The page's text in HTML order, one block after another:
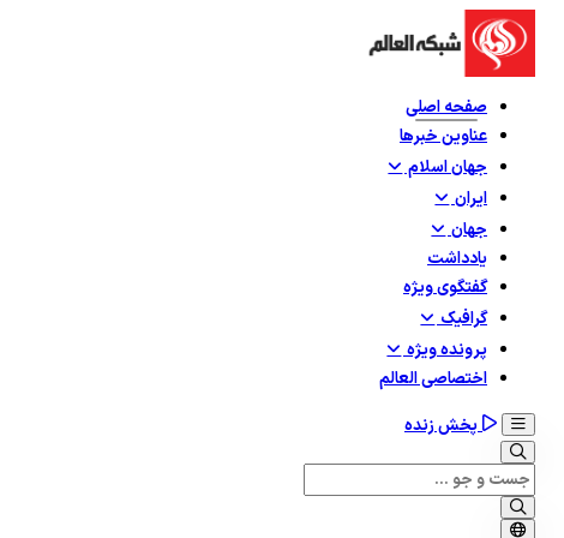
صفحه اصلی
عناوین خبرها
جهان اسلام
ایران
جهان
یادداشت
گفتگوی ویژه
گرافيک
پرونده ویژه
اختصاصی العالم
پخش زنده